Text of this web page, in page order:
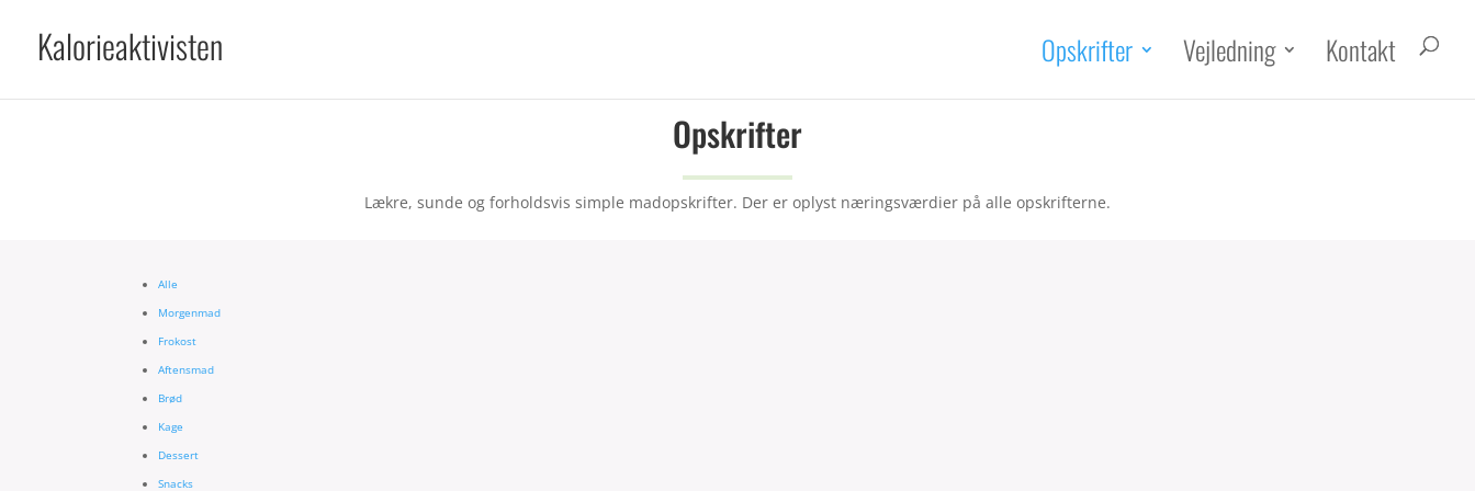
Kalorieaktivisten Opskrifter Vejledning Kontakt
Opskrifter
Lækre, sunde og forholdsvis simple madopskrifter. Der er oplyst næringsværdier på alle opskrifterne.
Alle
Morgenmad
Frokost
Aftensmad
Brød
Kage
Dessert
Snacks